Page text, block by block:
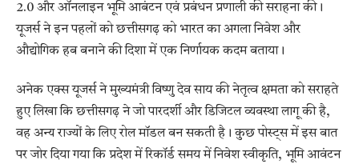
2.0 और ऑनलाइन भूमि आबंटन एवं प्रबंधन प्रणाली की सराहना की।
यूजर्स ने इन पहलों को छत्तीसगढ़ को भारत का अगला निवेश और
औद्योगिक हब बनाने की दिशा में एक निर्णायक कदम बताया।
अनेक एक्स यूजर्स ने मुख्यमंत्री विष्णु देव साय की नेतृत्व क्षमता को सराहते
हुए लिखा कि छत्तीसगढ़ ने जो पारदर्शी और डिजिटल व्यवस्था लागू की है,
वह अन्य राज्यों के लिए रोल मॉडल बन सकती है। कुछ पोस्ट्स में इस बात
पर जोर दिया गया कि प्रदेश में रिकॉर्ड समय में निवेश स्वीकृति, भूमि आवंटन